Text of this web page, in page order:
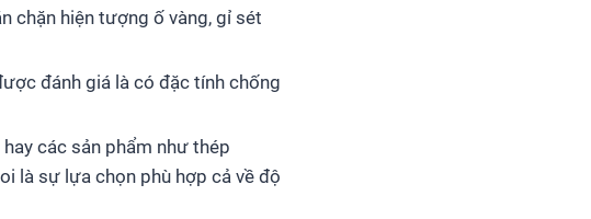
chặn hiện tượng ố vàng, gỉ sét
đánh giá là có đặc tính chống
các sản phẩm như thép
là sự lựa chọn phù hợp cả về độ